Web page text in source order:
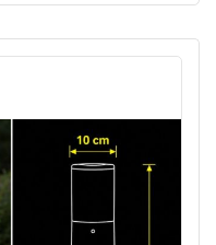
انتقل
الصور